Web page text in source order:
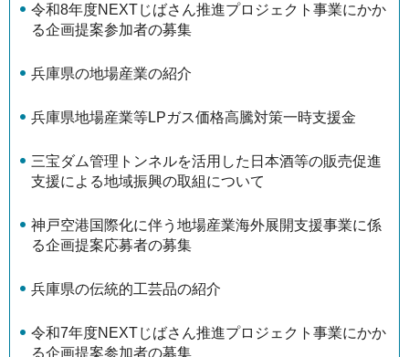
令和8年度NEXTじばさん推進プロジェクト事業にかか
る企画提案参加者の募集
兵庫県の地場産業の紹介
兵庫県地場産業等LPガス価格高騰対策一時支援金
三宝ダム管理トンネルを活用した日本酒等の販売促進
支援による地域振興の取組について
神戸空港国際化に伴う地場産業海外展開支援事業に係
る企画提案応募者の募集
兵庫県の伝統的工芸品の紹介
令和7年度NEXTじばさん推進プロジェクト事業にかか
る企画提案参加者の募集